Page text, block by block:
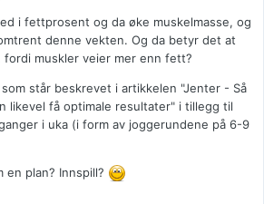
i fettprosent og da øke muskelmasse, og
denne vekten. Og da betyr det at
muskler veier mer enn fett?
står beskrevet i artikkelen "Jenter - Så
likevel få optimale resultater" i tillegg til
i uka (i form av joggerundene på 6-9
en plan? Innspill?